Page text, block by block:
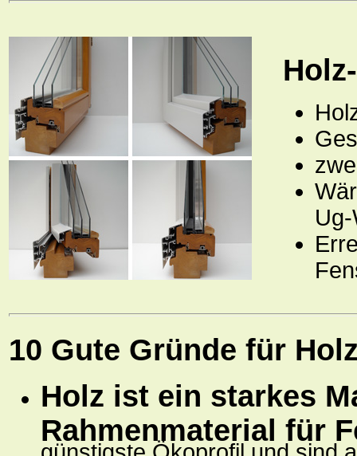
10 Gute Gründe für
Holz ist ein starkes
Rahmenmaterial für